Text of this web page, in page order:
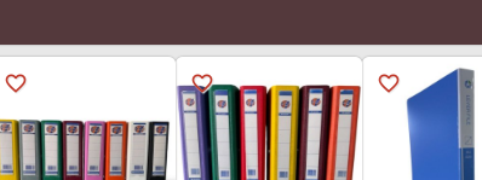
favorite_border
favorite_border
favorite_border